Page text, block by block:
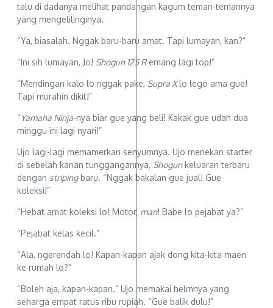
talu di dadanya melihat pandangan kagum teman-temannya
yang mengelilinginya.
“Ya, biasalah. Nggak baru-baru amat. Tapi lumayan, kan?”
“Ini sih lumayan, Jo! Shogun 125 Remang lagi top!”
“Mendingan kalo lo nggak pake, Supra Xlo lego ama gue!
Tapi murahin dikit!”
“Yamaha Ninja-nya biar gue yang beli! Kakak gue udah dua
minggu ini lagi nyari!”
Ujo lagi-lagi memamerkan senyumnya. Ujo menekan starter
di sebelah kanan tunggangannya, Shogunkeluaran terbaru
dengan stripingbaru. “Nggak bakalan gue jual! Gue
koleksi!”
“Hebat amat koleksi lo! Motor, man! Babe lo pejabat ya?”
“Pejabat kelas kecil.”
“Ala, ngerendah lo! Kapan-kapan ajak dong kita-kita maen
ke rumah lo?”
“Boleh aja, kapan-kapan.” Ujo memakai helmnya yang
seharga empat ratus ribu rupiah. “Gue balik dulu!”